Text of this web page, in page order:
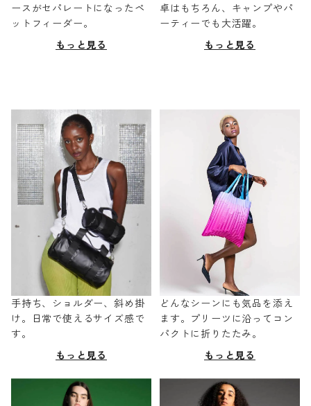
ースがセパレートになったペ
ットフィーダー。
もっと見る
卓はもちろん、キャンプやパ
ーティーでも大活躍。
もっと見る
手持ち、ショルダー、斜め掛
け。日常で使えるサイズ感で
す。
もっと見る
どんなシーンにも気品を添え
ます。プリーツに沿ってコン
パクトに折りたたみ。
もっと見る